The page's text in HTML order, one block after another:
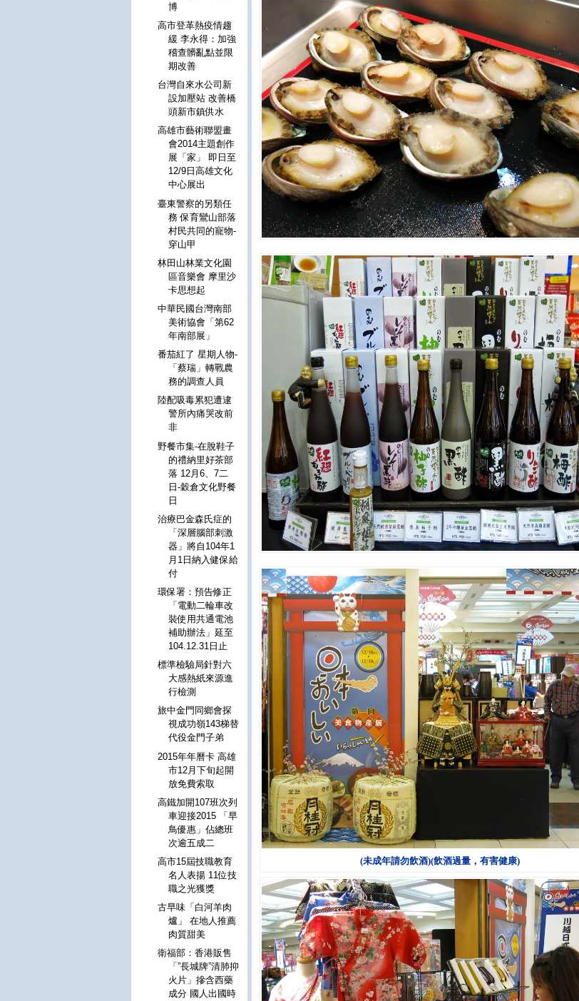
(未成年請勿飲酒)(飲酒過量，有害健康)
博
高市登革熱疫情趨
緩 李永得：加強
稽查髒亂點並限
期改善
台灣自來水公司新
設加壓站 改善橋
頭新市鎮供水
高雄市藝術聯盟畫
會2014主題創作
展「家」 即日至
12/9日高雄文化
中心展出
臺東警察的另類任
務 保育鸞山部落
村民共同的寵物-
穿山甲
林田山林業文化園
區音樂會 摩里沙
卡思想起
中華民國台灣南部
美術協會「第62
年南部展」
番茄紅了 星期人物-
「蔡瑞」轉戰農
務的調查人員
陸配吸毒累犯遭逮
警所內痛哭改前
非
野餐市集-在脫鞋子
的禮納里好茶部
落 12月6、7二
日-穀倉文化野餐
日
治療巴金森氏症的
「深層腦部刺激
器」將自104年1
月1日納入健保給
付
環保署：預告修正
「電動二輪車改
裝使用共通電池
補助辦法」延至
104.12.31日止
標準檢驗局針對六
大感熱紙來源進
行檢測
旅中金門同鄉會探
視成功嶺143梯替
代役金門子弟
2015年年曆卡 高雄
市12月下旬起開
放免費索取
高鐵加開107班次列
車迎接2015 「早
鳥優惠」佔總班
次逾五成二
高市15屆技職教育
名人表揚 11位技
職之光獲獎
古早味「白河羊肉
爐」 在地人推薦
肉質甜美
衛福部：香港販售
「”長城牌”清肺抑
火片」摻含西藥
成分 國人出國時